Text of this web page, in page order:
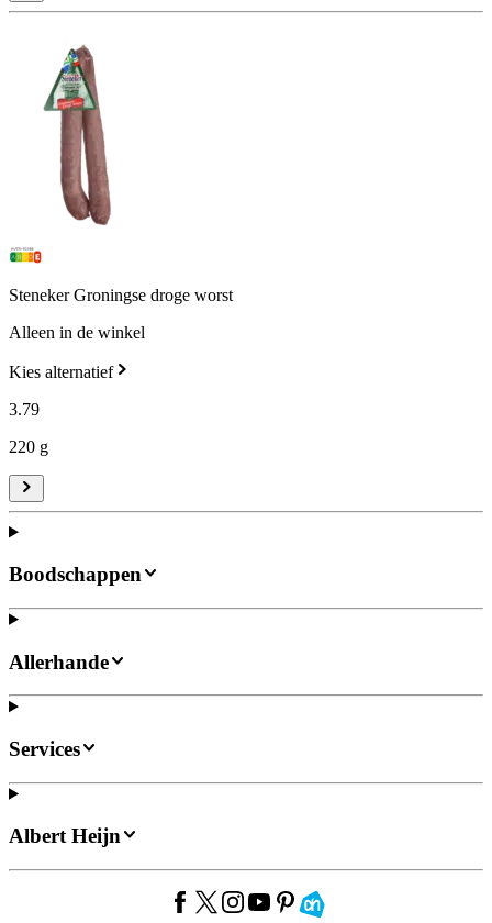
Steneker Groningse droge worst
Alleen in de winkel
Kies alternatief
3.79
220 g
Boodschappen
Allerhande
Services
Albert Heijn